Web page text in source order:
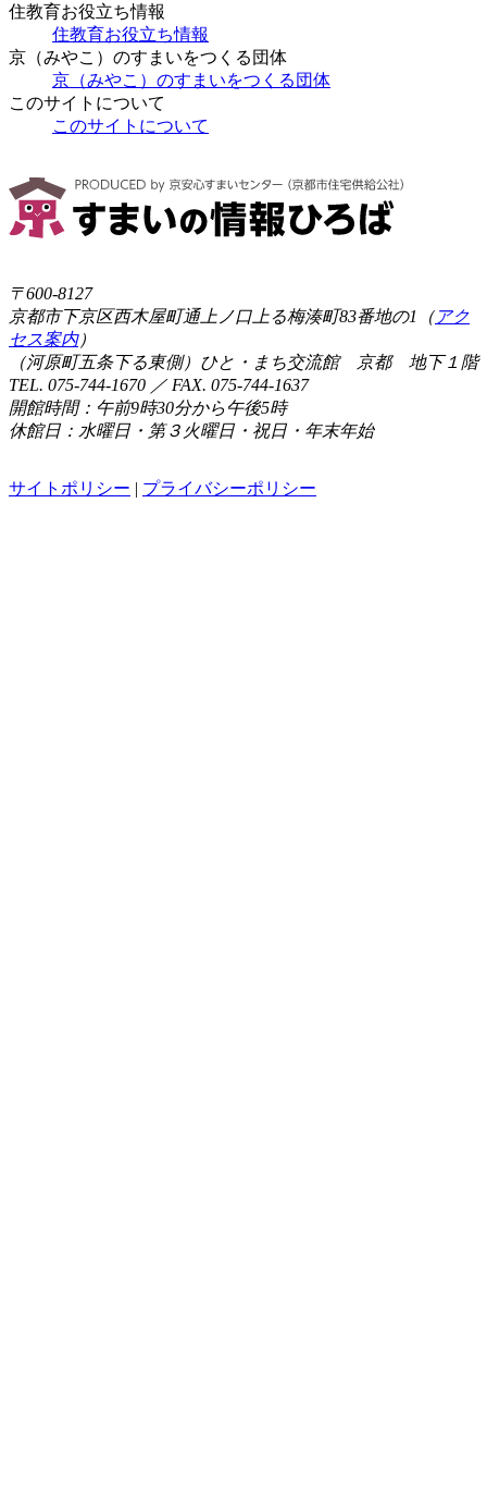
住教育お役立ち情報
住教育お役立ち情報
京（みやこ）のすまいをつくる団体
京（みやこ）のすまいをつくる団体
このサイトについて
このサイトについて
〒600-8127
京都市下京区西木屋町通上ノ口上る梅湊町83番地の1（ アク
セス案内）
（河原町五条下る東側）ひと・まち交流館 京都 地下１階
TEL. 075-744-1670 ／ FAX. 075-744-1637
開館時間：午前9時30分から午後5時
休館日：水曜日・第３火曜日・祝日・年末年始
サイトポリシー プライバシーポリシー